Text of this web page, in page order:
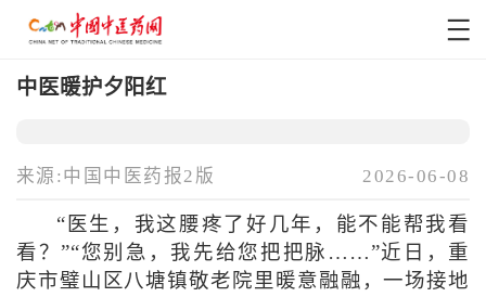
中医暖护夕阳红
来源:中国中医药报2版 2026-06-08
“医生，我这腰疼了好几年，能不能帮我看
看？”“您别急，我先给您把把脉……”近日，重
庆市璧山区八塘镇敬老院里暖意融融，一场接地